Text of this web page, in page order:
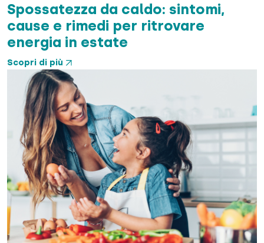
Spossatezza da caldo: sintomi,
cause e rimedi per ritrovare
energia in estate
Scopri di più